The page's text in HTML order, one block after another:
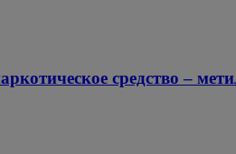
средство –